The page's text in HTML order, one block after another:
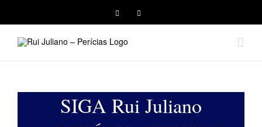
Facebook
SIGA Rui Juliano